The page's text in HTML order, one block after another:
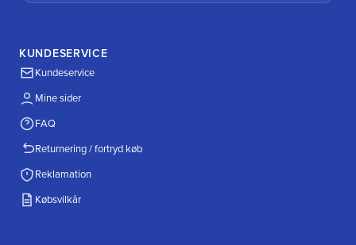
KUNDESERVICE
Kundeservice
Mine sider
FAQ
Returnering / fortryd køb
Reklamation
Købsvilkår